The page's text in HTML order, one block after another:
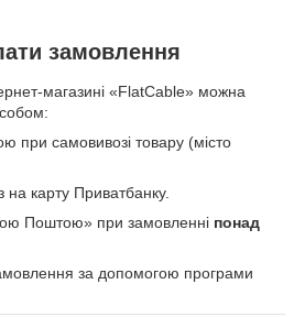
замовлення
магазині «FlatCable» можна
при самовивозі товару (місто
карту Приватбанку.
Поштою» при замовленні понад
за допомогою програми